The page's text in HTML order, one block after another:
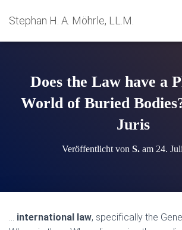
Stephan H. A. Möhrle, LL.M.
Does the Law have a
World of Buried
Juris
Veröffentlicht von S. am 24.
… international law, specifically the